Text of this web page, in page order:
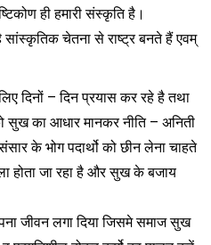
ही हमारी संस्कृति है।
सांस्कृतिक चेतना से राष्ट्र बनते हैं एवम्
दिनों – दिन प्रयास कर रहे है तथा
सुख का आधार मानकर नीति – अनिती
के भोग पदार्थो को छीन लेना चाहते
होता जा रहा है और सुख के बजाय
जीवन लगा दिया जिसमे समाज सुख